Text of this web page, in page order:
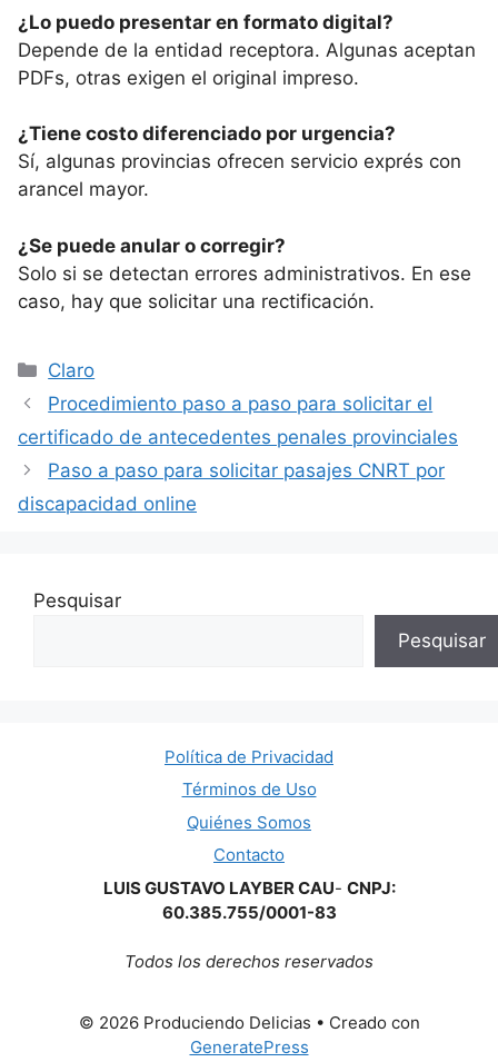
¿Lo puedo presentar en formato digital?
Depende de la entidad receptora. Algunas aceptan
PDFs, otras exigen el original impreso.
¿Tiene costo diferenciado por urgencia?
Sí, algunas provincias ofrecen servicio exprés con
arancel mayor.
¿Se puede anular o corregir?
Solo si se detectan errores administrativos. En ese
caso, hay que solicitar una rectificación.
Categorías
Claro
Procedimiento paso a paso para solicitar el
certificado de antecedentes penales provinciales
Paso a paso para solicitar pasajes CNRT por
discapacidad online
Pesquisar
Pesquisar
Política de Privacidad
Términos de Uso
Quiénes Somos
Contacto
LUIS GUSTAVO LAYBER CAU- CNPJ:
60.385.755/0001-83
Todos los derechos reservados
© 2026 Produciendo Delicias • Creado con
GeneratePress